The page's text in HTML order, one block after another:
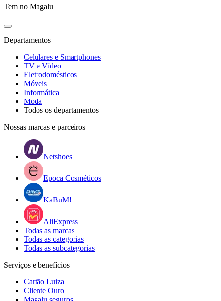
Tem no Magalu
Departamentos
Celulares e Smartphones
TV e Vídeo
Eletrodomésticos
Móveis
Informática
Moda
Todos os departamentos
Nossas marcas e parceiros
Netshoes
Epoca Cosméticos
KaBuM!
AliExpress
Todas as marcas
Todas as categorias
Todas as subcategorias
Serviços e benefícios
Cartão Luiza
Cliente Ouro
Magalu seguros